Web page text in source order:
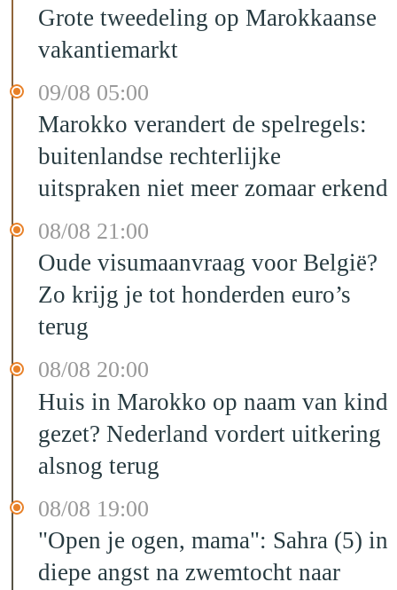
Grote tweedeling op Marokkaanse
vakantiemarkt
09/08 05:00
Marokko verandert de spelregels:
buitenlandse rechterlijke
uitspraken niet meer zomaar erkend
08/08 21:00
Oude visumaanvraag voor België?
Zo krijg je tot honderden euro’s
terug
08/08 20:00
Huis in Marokko op naam van kind
gezet? Nederland vordert uitkering
alsnog terug
08/08 19:00
"Open je ogen, mama": Sahra (5) in
diepe angst na zwemtocht naar